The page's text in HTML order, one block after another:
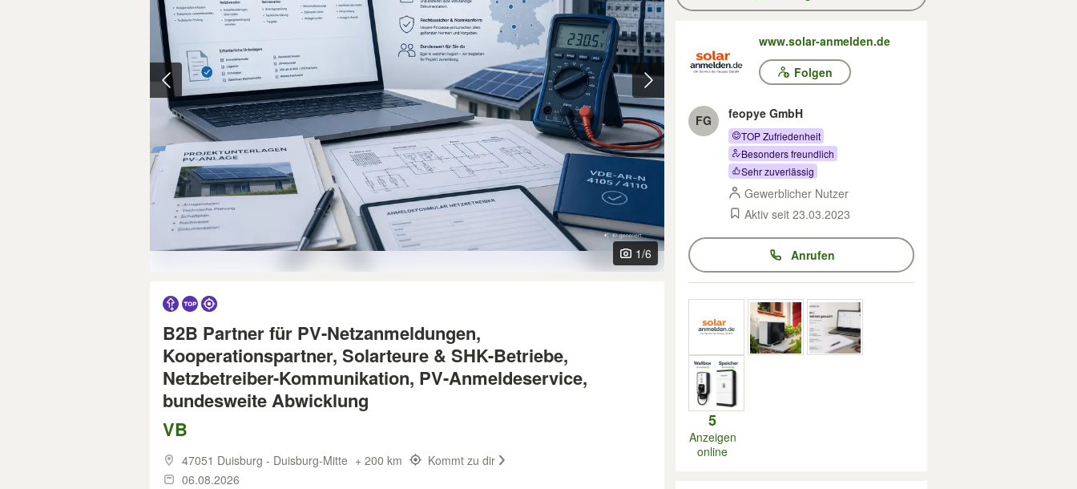
1/6
B2B Partner für PV-Netzanmeldungen,
Kooperationspartner, Solarteure & SHK-Betriebe,
Netzbetreiber-Kommunikation, PV-Anmeldeservice,
bundesweite Abwicklung
VB
47051 Duisburg - Duisburg-Mitte + 200 km
Kommt zu dir
06.08.2026
www.solar-anmelden.de
Folgen
FG feopye GmbH
TOP Zufriedenheit
Besonders freundlich
Sehr zuverlässig
Gewerblicher Nutzer
Aktiv seit 23.03.2023
Anrufen
5
Anzeigen
online